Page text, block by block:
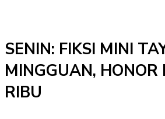
SENIN: FIKSI MINI
MINGGUAN, HONOR
RIBU